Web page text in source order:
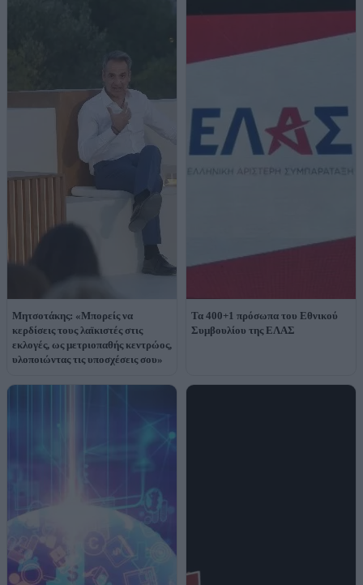
Μητσοτάκης: «Μπορείς να
κερδίσεις τους λαϊκιστές στις
εκλογές, ως μετριοπαθής κεντρώος,
υλοποιώντας τις υποσχέσεις σου»
Τα 400+1 πρόσωπα του Εθνικού
Συμβουλίου της ΕΛΑΣ